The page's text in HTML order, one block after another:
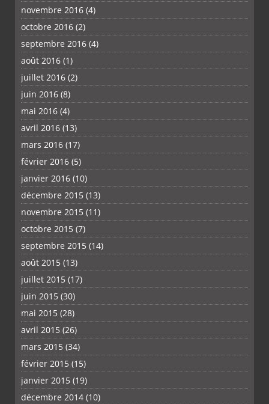
novembre 2016 (4)
octobre 2016 (2)
septembre 2016 (4)
août 2016 (1)
juillet 2016 (2)
juin 2016 (8)
mai 2016 (4)
avril 2016 (13)
mars 2016 (17)
février 2016 (5)
janvier 2016 (10)
décembre 2015 (13)
novembre 2015 (11)
octobre 2015 (7)
septembre 2015 (14)
août 2015 (13)
juillet 2015 (17)
juin 2015 (30)
mai 2015 (28)
avril 2015 (26)
mars 2015 (34)
février 2015 (15)
janvier 2015 (19)
décembre 2014 (10)